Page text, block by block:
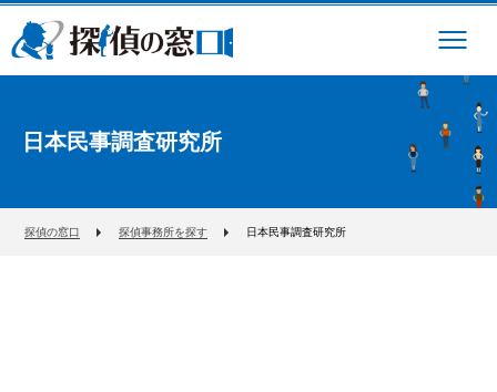
日本民事調査研究所
探偵の窓口 探偵事務所を探す 日本民事調査研究所